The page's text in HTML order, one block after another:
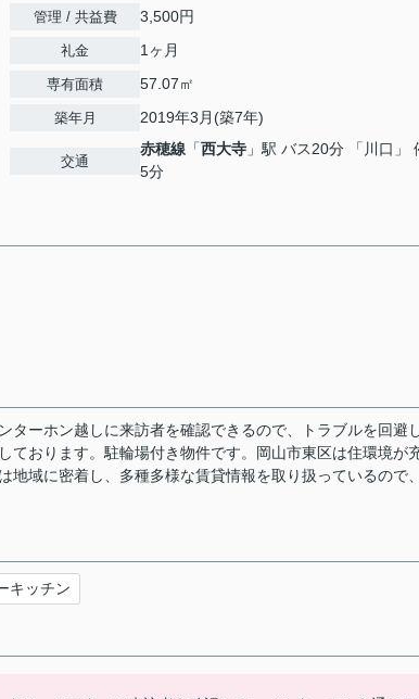
管理 / 共益費 3,500円
礼金 1ヶ月
専有面積 57.07㎡
築年月 2019年3月(築7年)
交通
赤穂線 「西大寺 」駅 バス20分 「川口」
5分
ターホン越しに来訪者を確認できるので、トラブルを回避
ております。駐輪場付き物件です。岡山市東区は住環境が
地域に密着し、多種多様な賃貸情報を取り扱っているので
キッチン